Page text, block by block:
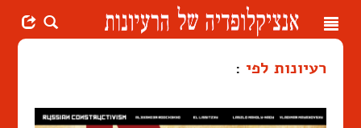
Toggle
רעיונות לפי :